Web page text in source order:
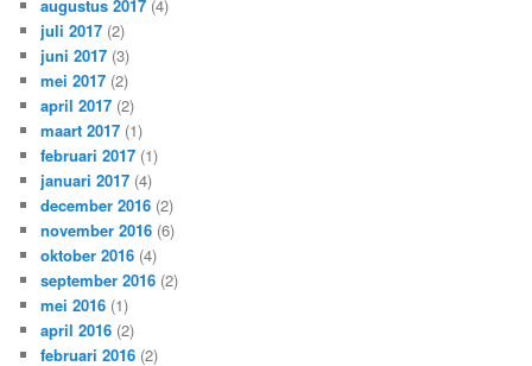
augustus 2017 (4)
juli 2017 (2)
juni 2017 (3)
mei 2017 (2)
april 2017 (2)
maart 2017 (1)
februari 2017 (1)
januari 2017 (4)
december 2016 (2)
november 2016 (6)
oktober 2016 (4)
september 2016 (2)
mei 2016 (1)
april 2016 (2)
februari 2016 (2)